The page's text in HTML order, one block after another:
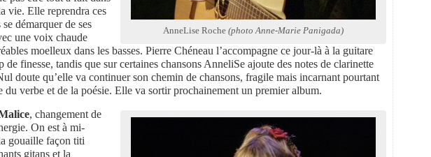
AnneLise Roche (photo Anne-Marie Panigada)
vie. Elle reprendra ces
se démarquer de ses
une voix chaude
moelleux dans les basses. Pierre Chéneau l’accompagne ce jour-là à la guitare
de finesse, tandis que sur certaines chansons AnneliSe ajoute des notes de clarinette
doute qu’elle va continuer son chemin de chansons, fragile mais incarnant pourtant
du verbe et de la poésie. Elle va sortir prochainement un premier album.
, changement de
On est à mi-
gouaille façon titi
gitans et la